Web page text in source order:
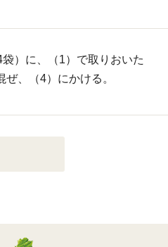
）に、（1）で取りおいた
、（4）にかける。